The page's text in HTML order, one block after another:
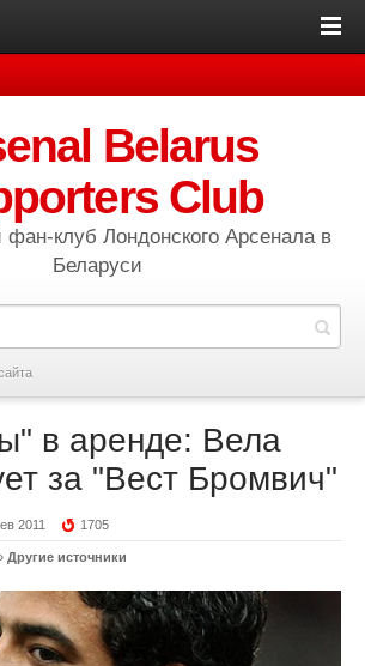
Belarus
Club
клуб Лондонского Арсенала в
Беларуси
в аренде: Вела
за "Вест Бромвич"
2011 1705
Другие источники